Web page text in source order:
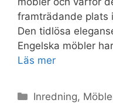
framträdande plats
Den tidlösa
Engelska möbler
Läs mer
Kategorier
Inredning,